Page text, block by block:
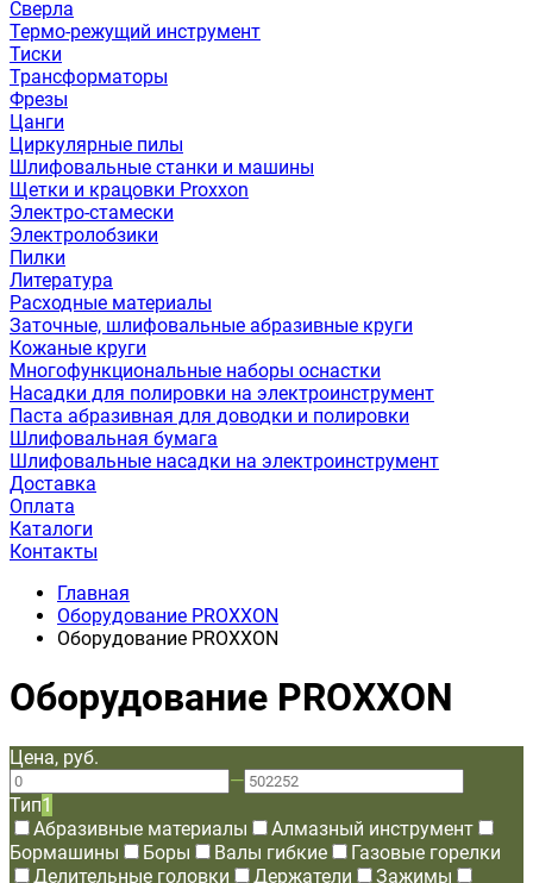
Сверла
Термо-режущий инструмент
Тиски
Трансформаторы
Фрезы
Цанги
Циркулярные пилы
Шлифовальные станки и машины
Щетки и крацовки Proxxon
Электро-стамески
Электролобзики
Пилки
Литература
Расходные материалы
Заточные, шлифовальные абразивные круги
Кожаные круги
Многофункциональные наборы оснастки
Насадки для полировки на электроинструмент
Паста абразивная для доводки и полировки
Шлифовальная бумага
Шлифовальные насадки на электроинструмент
Доставка
Оплата
Каталоги
Контакты
Главная
Оборудование PROXXON
Оборудование PROXXON
Оборудование PROXXON
Цена, руб.
—
Тип1
Абразивные материалы
Алмазный инструмент
Бормашины
Боры Валы гибкие
Газовые горелки
Делительные головки
Держатели Зажимы